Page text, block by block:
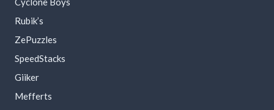
Rubik’s
ZePuzzles
SpeedStacks
Giiker
Mefferts